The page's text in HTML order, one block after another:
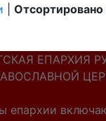
Отсортировано
ЕПАРХИЯ
епархии